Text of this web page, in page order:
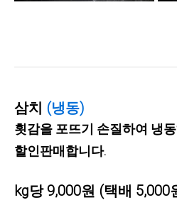
삼치 (냉동)
횟감을 포뜨기 손질하여 냉
할인판매합니다.
kg당 9,000원 (택배 5,000